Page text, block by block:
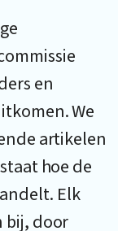
en
We
artikelen
hoe de
Elk
bij, door